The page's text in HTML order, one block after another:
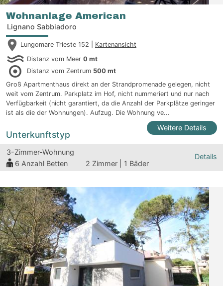
Wohnanlage American
Lignano Sabbiadoro
Lungomare Trieste 152 | Kartenansicht
Distanz vom Meer 0 mt
Distanz vom Zentrum 500 mt
Groß Apartmenthaus direkt an der Strandpromenade gelegen, nicht
weit vom Zentrum. Parkplatz im Hof, nicht nummeriert und nur nach
Verfügbarkeit (nicht garantiert, da die Anzahl der Parkplätze geringer
ist als die der Wohnungen). Aufzug. Die Wohnung ve...
Weitere Details
Unterkunftstyp
3-Zimmer-Wohnung
6 Anzahl Betten 2 Zimmer | 1 Bäder
Details